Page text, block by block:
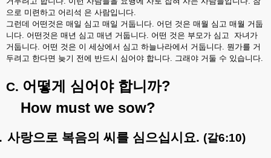
으로 미련하고 어리석 은 사람입니다.
그런데 어떤것은 매일 심고 매일 거둡니다. 어던 것은 매월 심고 매월 거둡
니다. 어떤것은 매년 심고 매년 거둡니다. 어떤 것은 부모가 심고 자녀가
거둡니다. 어떤 것은 이 세상에서 심고 하늘나라에서 거둡니다. 뭔가를 거
두려고 한다면 늦기 전에 반드시 심어야 합니다. 그래야 거둘 수 있습니다.
C. 어떻게 심어야 합니까?
How must we sow?
사랑으로 복음의 씨를 심으십시요. (갈6:10)